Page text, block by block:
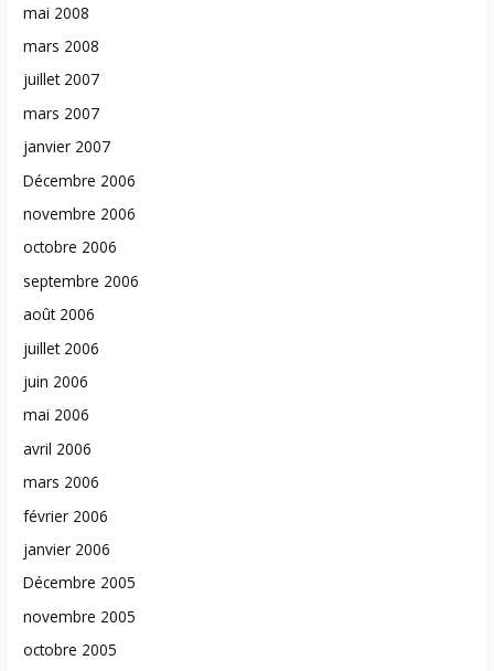
mai 2008
mars 2008
juillet 2007
mars 2007
janvier 2007
Décembre 2006
novembre 2006
octobre 2006
septembre 2006
août 2006
juillet 2006
juin 2006
mai 2006
avril 2006
mars 2006
février 2006
janvier 2006
Décembre 2005
novembre 2005
octobre 2005